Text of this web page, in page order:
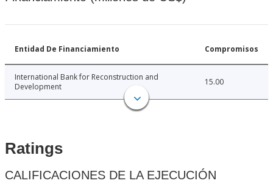
Entidad De Financiamiento Compromisos
International Bank for Reconstruction and
Development
15.00
Ratings
CALIFICACIONES DE LA EJECUCIÓN